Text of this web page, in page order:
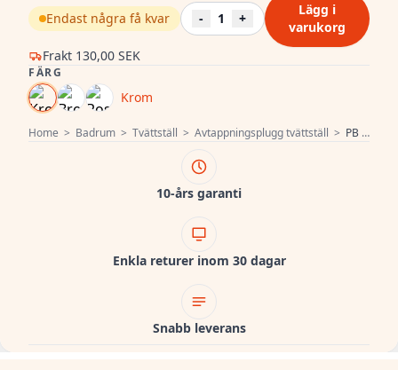
Home > Badrum > Tvättställ > Avtappningsplugg tvättställ > PB Unix fontän och tvättställspropp med stoppkedja krom 1208953280
Frakt 130,00 SEK
Endast några få kvar - 1 +
Lägg i
varukorg
FÄRG
Krom
10-års garanti
Enkla returer inom 30 dagar
Snabb leverans